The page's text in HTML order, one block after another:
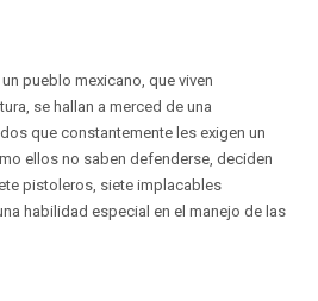
pueblo mexicano, que viven
se hallan a merced de una
que constantemente les exigen un
ellos no saben defenderse, deciden
pistoleros, siete implacables
habilidad especial en el manejo de las